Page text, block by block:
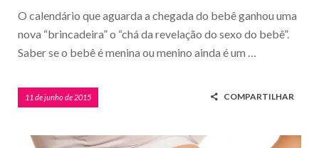
O calendário que aguarda a chegada do bebê ganhou uma
nova “brincadeira” o “chá da revelação do sexo do bebê”.
Saber se o bebê é menina ou menino ainda é um …
11 de junho de 2015 COMPARTILHAR